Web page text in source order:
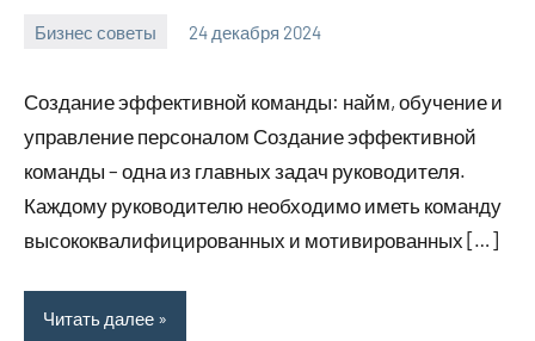
Бизнес советы 24 декабря 2024
Создание эффективной команды: найм, обучение и
управление персоналом Создание эффективной
команды – одна из главных задач руководителя.
Каждому руководителю необходимо иметь команду
высококвалифицированных и мотивированных […]
Читать далее